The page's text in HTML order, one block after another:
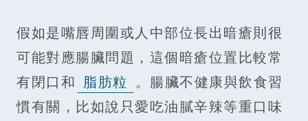
假如是嘴唇周圍或人中部位長出暗瘡則很
可能對應腸臟問題，這個暗瘡位置比較常
有閉口和 脂肪粒 。腸臟不健康與飲食習
慣有關，比如說只愛吃油膩辛辣等重口味